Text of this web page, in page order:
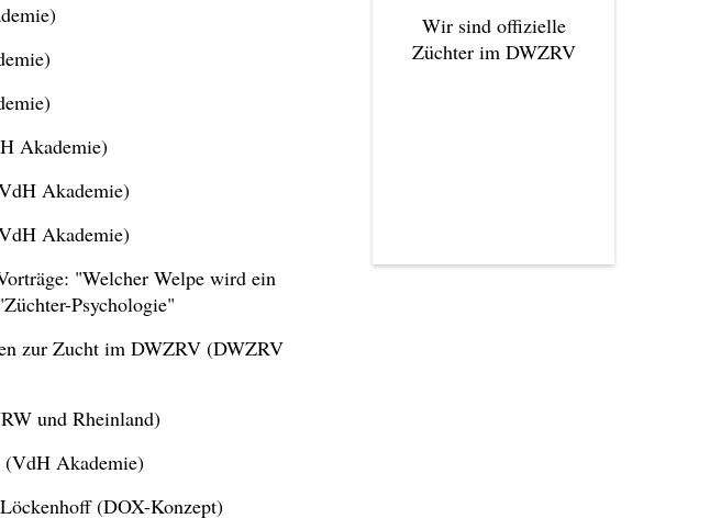
Akademie)
Akademie)
Akademie)
"Welcher Welpe wird ein
Psychologie"
zur Zucht im DWZRV (DWZRV
und Rheinland)
Akademie)
(DOX-Konzept)
Wir sind offizielle
Züchter im DWZRV